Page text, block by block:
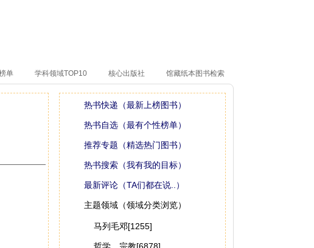
单 学科领域TOP10 核心出版社 馆藏纸本图书检索
热书快递（最新上榜图书）
热书自选（最有个性榜单）
推荐专题（精选热门图书）
热书搜索（我有我的目标）
最新评论（TA们都在说..）
主题领域（领域分类浏览）
马列毛邓[1255]